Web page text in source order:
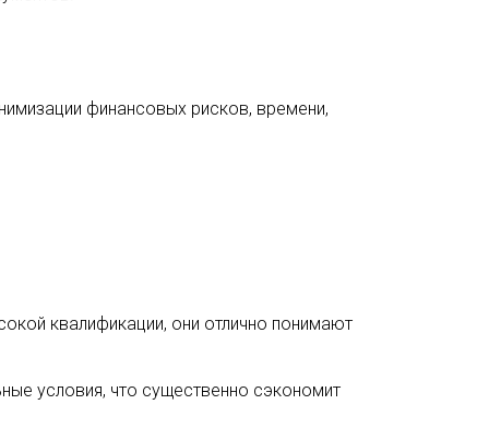
финансовых рисков, времени,
квалификации, они отлично понимают
условия, что существенно сэкономит